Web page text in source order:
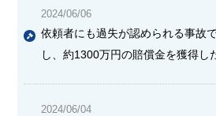
2024/06/06
依頼者にも過失が認められる事故
し、約1300万円の賠償金を獲得し
2024/06/04